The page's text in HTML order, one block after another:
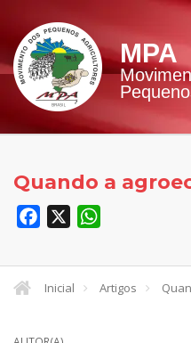
MPA
Quando a
Facebook
Inicial Artigos